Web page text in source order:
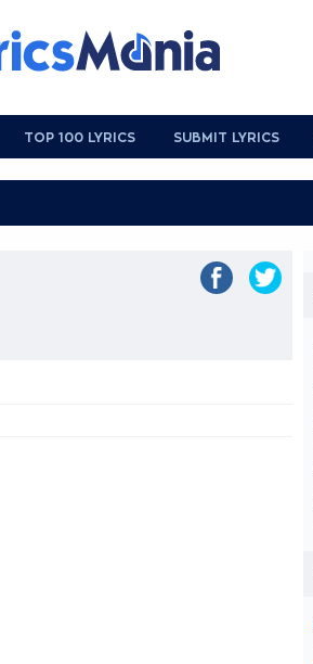
TOP 100 LYRICS SUBMIT LYRICS